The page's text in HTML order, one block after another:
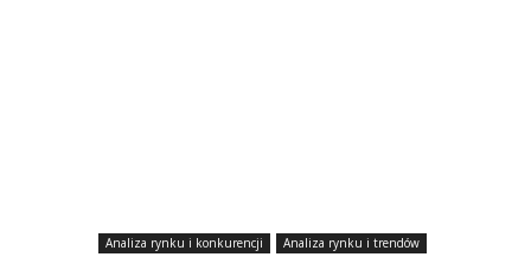
Analiza rynku i konkurencji Analiza rynku i trendów